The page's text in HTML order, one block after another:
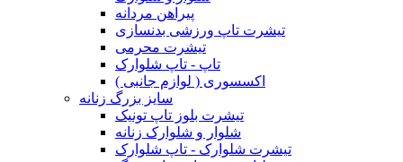
پیراهن مردانه
تیشرت تاپ ورزشی بدنسازی
تیشرت محرمی
تاپ - تاپ شلوارک
اکسسوری ( لوازم جانبی )
سایز بزرگ زنانه
تیشرت بلوز تاپ تونیک
شلوار و شلوارک زنانه
تیشرت شلوارک - تاپ شلوارک